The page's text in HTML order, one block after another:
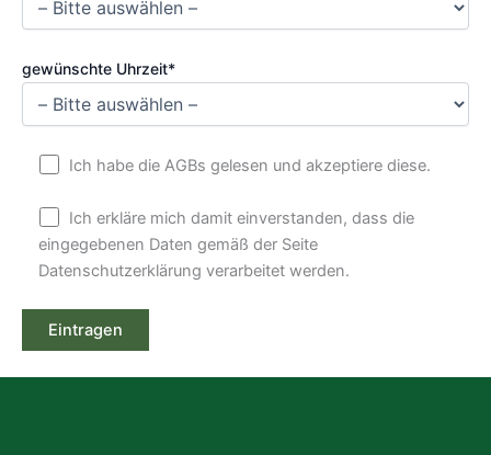
gewünschte Uhrzeit*
Ich habe die AGBs gelesen und akzeptiere diese.
Ich erkläre mich damit einverstanden, dass die
eingegebenen Daten gemäß der Seite
Datenschutzerklärung verarbeitet werden.